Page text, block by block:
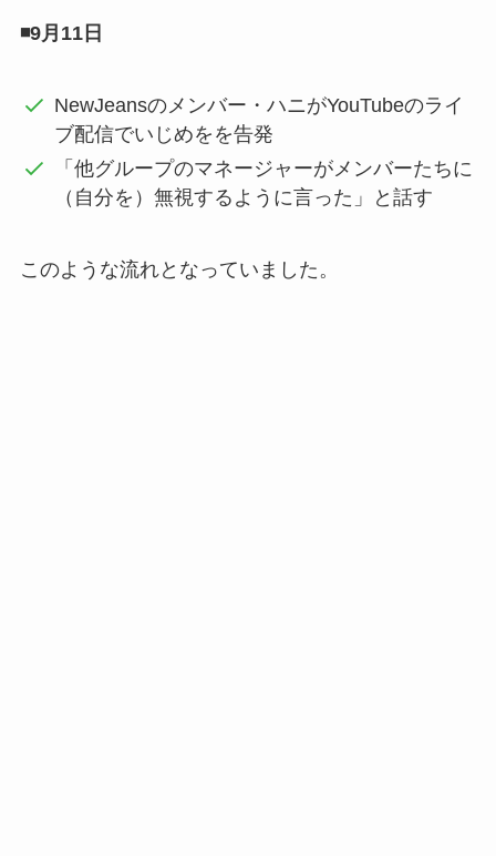
◾️9月11日
NewJeansのメンバー・ハニがYouTubeのライ
ブ配信でいじめをを告発
「他グループのマネージャーがメンバーたちに
（自分を）無視するように言った」と話す
このような流れとなっていました。